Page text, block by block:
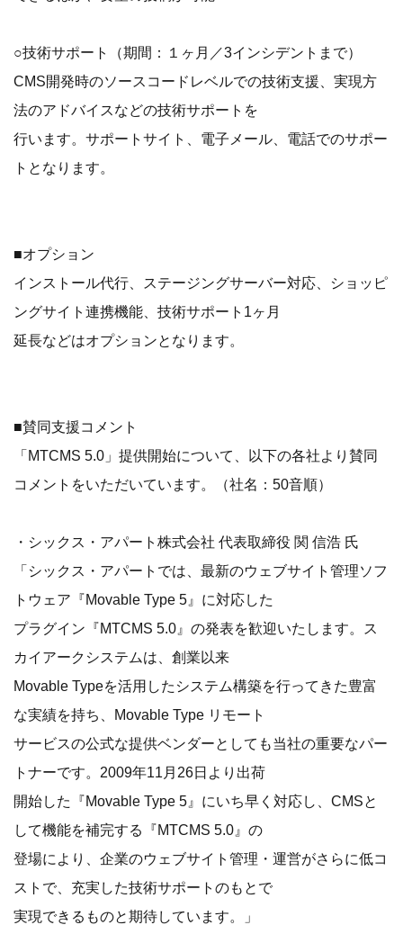
○技術サポート（期間：１ヶ月／3インシデントまで）
CMS開発時のソースコードレベルでの技術支援、実現方
法のアドバイスなどの技術サポートを
行います。サポートサイト、電子メール、電話でのサポー
トとなります。
■オプション
インストール代行、ステージングサーバー対応、ショッピ
ングサイト連携機能、技術サポート1ヶ月
延長などはオプションとなります。
■賛同支援コメント
「MTCMS 5.0」提供開始について、以下の各社より賛同
コメントをいただいています。（社名：50音順）
・シックス・アパート株式会社 代表取締役 関 信浩 氏
「シックス・アパートでは、最新のウェブサイト管理ソフ
トウェア『Movable Type 5』に対応した
プラグイン『MTCMS 5.0』の発表を歓迎いたします。ス
カイアークシステムは、創業以来
Movable Typeを活用したシステム構築を行ってきた豊富
な実績を持ち、Movable Type リモート
サービスの公式な提供ベンダーとしても当社の重要なパー
トナーです。2009年11月26日より出荷
開始した『Movable Type 5』にいち早く対応し、CMSと
して機能を補完する『MTCMS 5.0』の
登場により、企業のウェブサイト管理・運営がさらに低コ
ストで、充実した技術サポートのもとで
実現できるものと期待しています。」